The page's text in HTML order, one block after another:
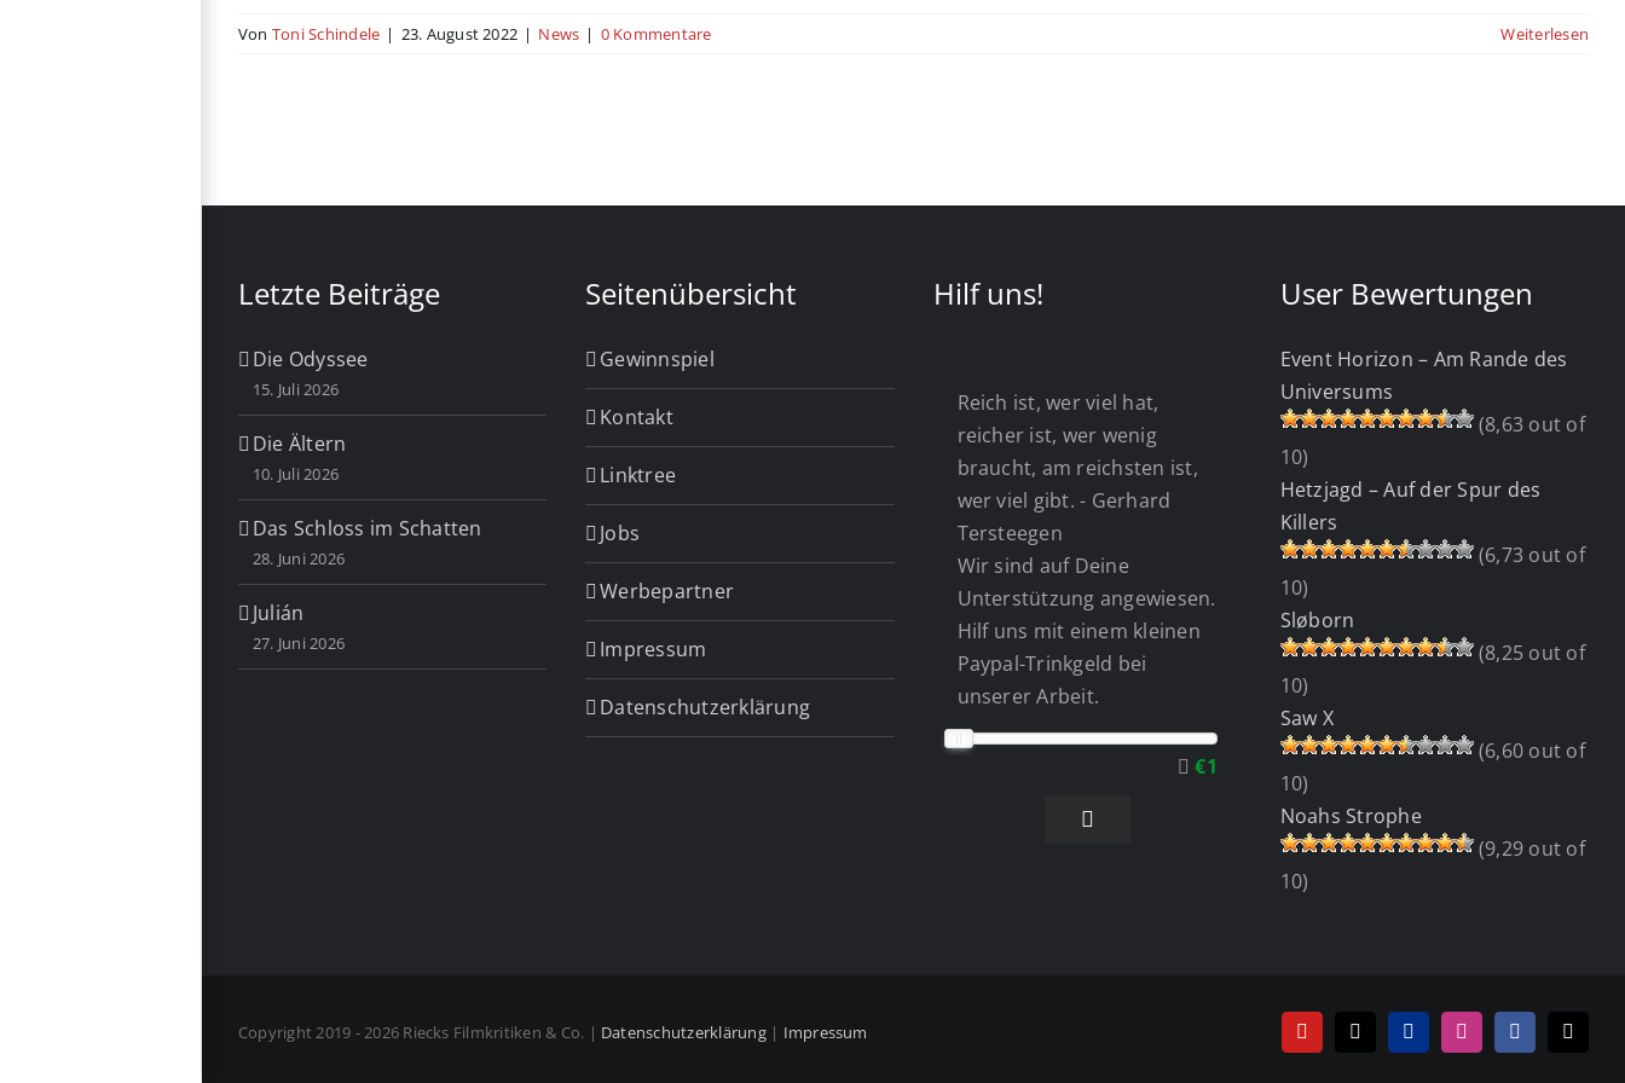
Von Toni Schindele | 23. August 2022 | News | 0 Kommentare Weiterlesen
Letzte Beiträge
Die Odyssee
15. Juli 2026
Die Ältern
10. Juli 2026
Das Schloss im Schatten
28. Juni 2026
Julián
27. Juni 2026
Seitenübersicht
Gewinnspiel
Kontakt
Linktree
Jobs
Werbepartner
Impressum
Datenschutzerklärung
Hilf uns!
Reich ist, wer viel hat,
reicher ist, wer wenig
braucht, am reichsten ist,
wer viel gibt. - Gerhard
Tersteegen
Wir sind auf Deine
Unterstützung angewiesen.
Hilf uns mit einem kleinen
Paypal-Trinkgeld bei
unserer Arbeit.
€1
User Bewertungen
Event Horizon – Am Rande des
Universums
(8,63 out of
10)
Hetzjagd – Auf der Spur des
Killers
(6,73 out of
10)
Sløborn
(8,25 out of
10)
Saw X
(6,60 out of
10)
Noahs Strophe
(9,29 out of
10)
Copyright 2019 - 2026 Riecks Filmkritiken & Co. | Datenschutzerklärung| Impressum YouTubeTiktokPayPalInstagramFacebook
E-